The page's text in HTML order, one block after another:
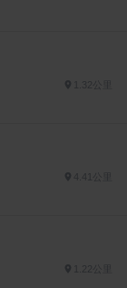
4.41公里